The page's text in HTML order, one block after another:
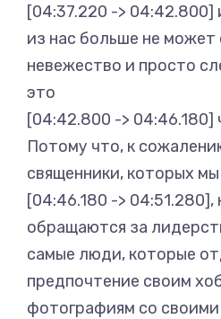
[04:37.220 -> 04:42.800]
из нас больше не может
невежество и просто
это
[04:42.800 -> 04:46.180]
Потому что, к
священники, которых мы
[04:46.180 -> 04:51.280],
обращаются за
самые люди, которые
предпочтение своим
фотографиям со своими